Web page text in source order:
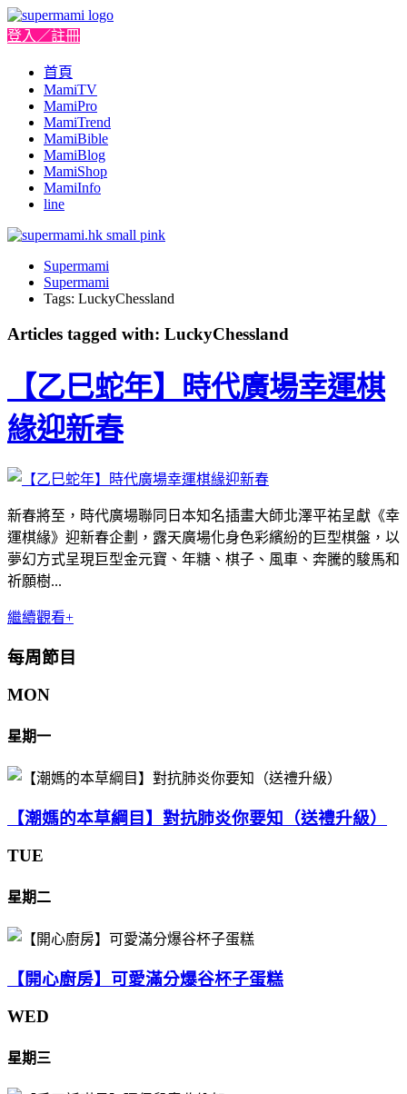
登入／註冊
首頁
MamiTV
MamiPro
MamiTrend
MamiBible
MamiBlog
MamiShop
MamiInfo
line
Supermami
Supermami
Tags: LuckyChessland
Articles tagged with: LuckyChessland
【乙巳蛇年】時代廣場幸運棋
緣迎新春
新春將至，時代廣場聯同日本知名插畫大師北澤平祐呈獻《幸
運棋緣》迎新春企劃，露天廣場化身色彩繽紛的巨型棋盤，以
夢幻方式呈現巨型金元寶、年糖、棋子、風車、奔騰的駿馬和
祈願樹...
繼續觀看+
每周節目
MON
星期一
【潮媽的本草綱目】對抗肺炎你要知（送禮升級）
TUE
星期二
【開心廚房】可愛滿分爆谷杯子蛋糕
WED
星期三